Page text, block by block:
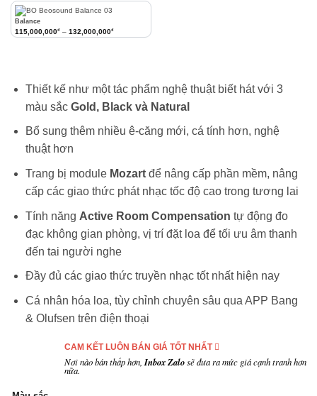
Balance
115,000,000₫ – 132,000,000₫Khoảng giá: từ 115,000,000₫ đến 132,000,000₫
Thiết kế như một tác phẩm nghệ thuật biết hát với 3
màu sắc Gold, Black và Natural
Bổ sung thêm nhiều ê-căng mới, cá tính hơn, nghệ
thuật hơn
Trang bị module Mozartđể nâng cấp phần mềm, nâng
cấp các giao thức phát nhạc tốc độ cao trong tương lai
Tính năng Active Room Compensation tự động đo
đạc không gian phòng, vị trí đặt loa để tối ưu âm thanh
đến tai người nghe
Đầy đủ các giao thức truyền nhạc tốt nhất hiện nay
Cá nhân hóa loa, tùy chỉnh chuyên sâu qua APP Bang
& Olufsen trên điện thoại
CAM KẾT LUÔN BÁN GIÁ TỐT NHẤT
Nơi nào bán thấp hơn, Inbox Zalosẽ đưa ra mức giá cạnh tranh hơn
nữa.